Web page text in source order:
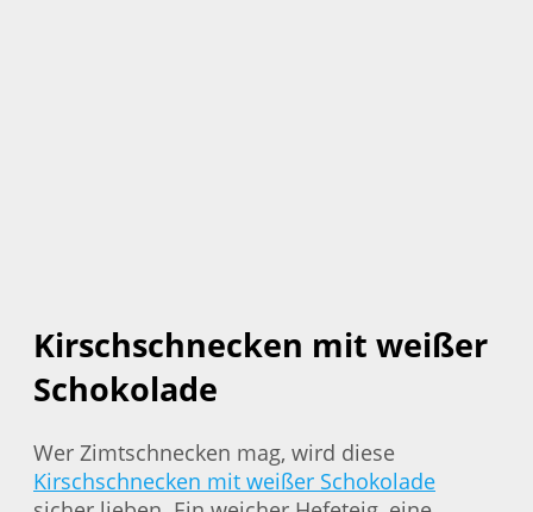
Kirschschnecken mit weißer
Schokolade
Wer Zimtschnecken mag, wird diese
Kirschschnecken mit weißer Schokolade